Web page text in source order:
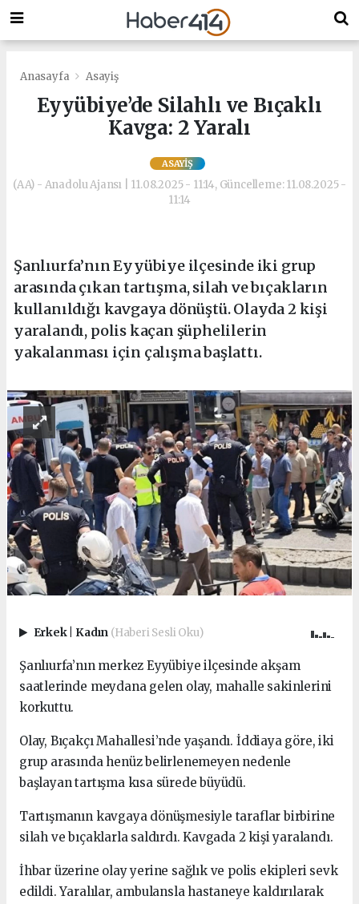
Anasayfa Asayiş
Eyyübiye’de Silahlı ve Bıçaklı
Kavga: 2 Yaralı
ASAYIŞ
(AA) - Anadolu Ajansı | 11.08.2025 - 11:14, Güncelleme: 11.08.2025 -
11:14
Şanlıurfa’nın Eyyübiye ilçesinde iki grup
arasında çıkan tartışma, silah ve bıçakların
kullanıldığı kavgaya dönüştü. Olayda 2 kişi
yaralandı, polis kaçan şüphelilerin
yakalanması için çalışma başlattı.
Erkek Kadın (Haberi Sesli Oku)
Şanlıurfa’nın merkez Eyyübiye ilçesinde akşam
saatlerinde meydana gelen olay, mahalle sakinlerini
korkuttu.
Olay, Bıçakçı Mahallesi’nde yaşandı. İddiaya göre, iki
grup arasında henüz belirlenemeyen nedenle
başlayan tartışma kısa sürede büyüdü.
Tartışmanın kavgaya dönüşmesiyle taraflar birbirine
silah ve bıçaklarla saldırdı. Kavgada 2 kişi yaralandı.
İhbar üzerine olay yerine sağlık ve polis ekipleri sevk
edildi. Yaralılar, ambulansla hastaneye kaldırılarak